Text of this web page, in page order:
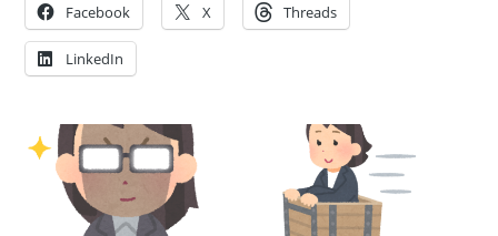
Facebook X Threads
LinkedIn